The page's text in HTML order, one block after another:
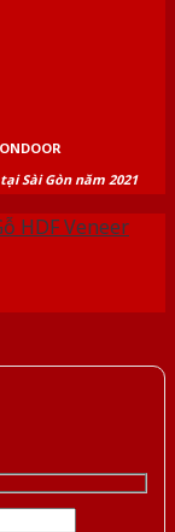
Sài Gòn năm 2021
HDF Veneer